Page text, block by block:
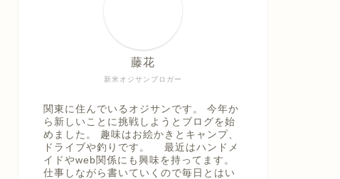
新米オジサンブロガー
藤花
関東に住んでいるオジサンです。 今年か
ら新しいことに挑戦しようとブログを始
めました。 趣味はお絵かきとキャンプ、
ドライブや釣りです。 最近はハンドメ
イドやweb関係にも興味を持ってます。
仕事しながら書いていくので毎日とはい